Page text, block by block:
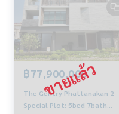
฿77,900,000
The Gentry Phattanakan 2
Special Plot: 5bed 7bath